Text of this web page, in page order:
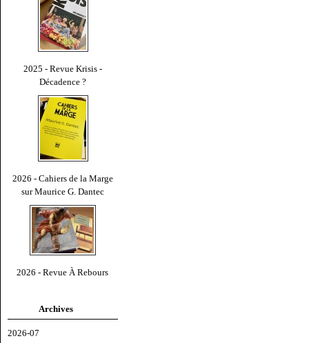
2025 - Revue Krisis -
Décadence ?
2026 - Cahiers de la Marge
sur Maurice G. Dantec
2026 - Revue À Rebours
Archives
2026-07